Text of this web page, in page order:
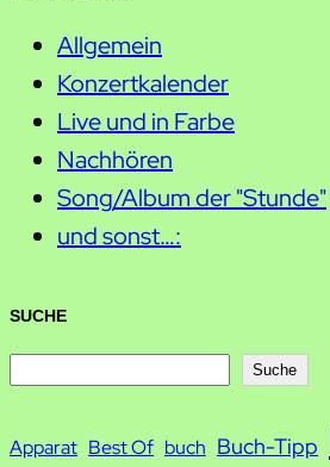
Allgemein
Konzertkalender
Live und in Farbe
Nachhören
Song/Album der "Stunde"
und sonst…:
SUCHE
c
Suche
Apparat Best Of buch Buch-Tipp